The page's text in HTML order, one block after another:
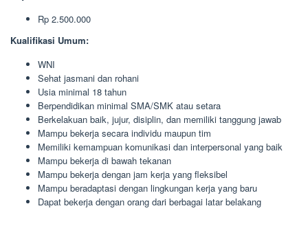
Rp 2.500.000
Kualifikasi Umum:
WNI
Sehat jasmani dan rohani
Usia minimal 18 tahun
Berpendidikan minimal SMA/SMK atau setara
Berkelakuan baik, jujur, disiplin, dan memiliki tanggung jawab
Mampu bekerja secara individu maupun tim
Memiliki kemampuan komunikasi dan interpersonal yang baik
Mampu bekerja di bawah tekanan
Mampu bekerja dengan jam kerja yang fleksibel
Mampu beradaptasi dengan lingkungan kerja yang baru
Dapat bekerja dengan orang dari berbagai latar belakang